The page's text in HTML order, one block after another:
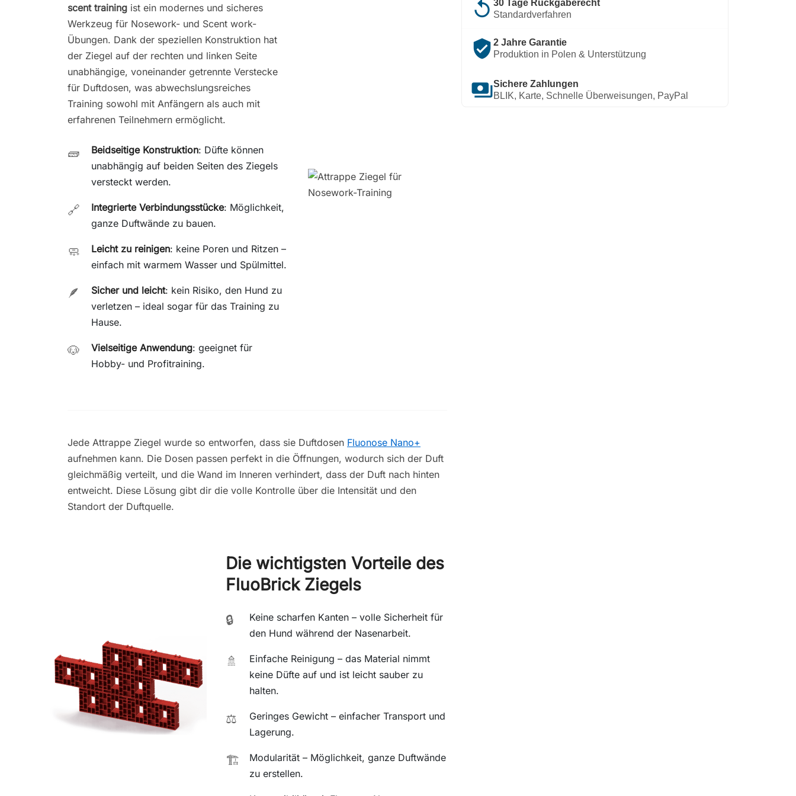
replay 30 Tage Rückgaberecht
Standardverfahren
verified_user 2 Jahre Garantie
Produktion in Polen & Unterstützung
paymentsSichere Zahlungen
BLIK, Karte, Schnelle Überweisungen, PayPal
scent training ist ein modernes und sicheres
Werkzeug für Nosework- und Scent work-
Übungen. Dank der speziellen Konstruktion hat
der Ziegel auf der rechten und linken Seite
unabhängige, voneinander getrennte Verstecke
für Duftdosen, was abwechslungsreiches
Training sowohl mit Anfängern als auch mit
erfahrenen Teilnehmern ermöglicht.
🧱 Beidseitige Konstruktion: Düfte können
unabhängig auf beiden Seiten des Ziegels
versteckt werden.
🔗 Integrierte Verbindungsstücke: Möglichkeit,
ganze Duftwände zu bauen.
🧼 Leicht zu reinigen: keine Poren und Ritzen –
einfach mit warmem Wasser und Spülmittel.
🪶 Sicher und leicht: kein Risiko, den Hund zu
verletzen – ideal sogar für das Training zu
Hause.
🐶 Vielseitige Anwendung: geeignet für
Hobby- und Profitraining.
Jede Attrappe Ziegel wurde so entworfen, dass sie Duftdosen Fluonose Nano+
aufnehmen kann. Die Dosen passen perfekt in die Öffnungen, wodurch sich der Duft
gleichmäßig verteilt, und die Wand im Inneren verhindert, dass der Duft nach hinten
entweicht. Diese Lösung gibt dir die volle Kontrolle über die Intensität und den
Standort der Duftquelle.
Die wichtigsten Vorteile des
FluoBrick Ziegels
🔒
Keine scharfen Kanten – volle Sicherheit für
den Hund während der Nasenarbeit.
🚿
Einfache Reinigung – das Material nimmt
keine Düfte auf und ist leicht sauber zu
halten.
⚖️
Geringes Gewicht – einfacher Transport und
Lagerung.
🏗️
Modularität – Möglichkeit, ganze Duftwände
zu erstellen.